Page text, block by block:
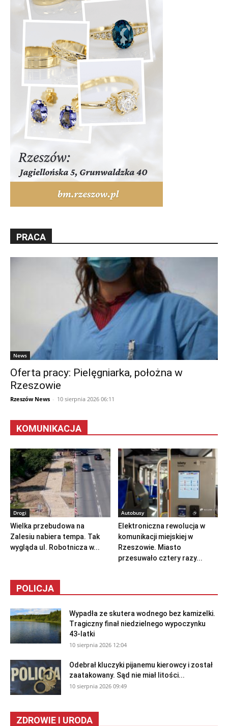
PRACA
News
Oferta pracy: Pielęgniarka, położna w
Rzeszowie
Rzeszów News - 10 sierpnia 2026 06:11
KOMUNIKACJA
Drogi
Wielka przebudowa na
Zalesiu nabiera tempa. Tak
wygląda ul. Robotnicza w...
Autobusy
Elektroniczna rewolucja w
komunikacji miejskiej w
Rzeszowie. Miasto
przesuwało cztery razy...
POLICJA
Wypadła ze skutera wodnego bez kamizelki.
Tragiczny finał niedzielnego wypoczynku
43-latki
10 sierpnia 2026 12:04
Odebrał kluczyki pijanemu kierowcy i został
zaatakowany. Sąd nie miał litości...
10 sierpnia 2026 09:49
ZDROWIE I URODA